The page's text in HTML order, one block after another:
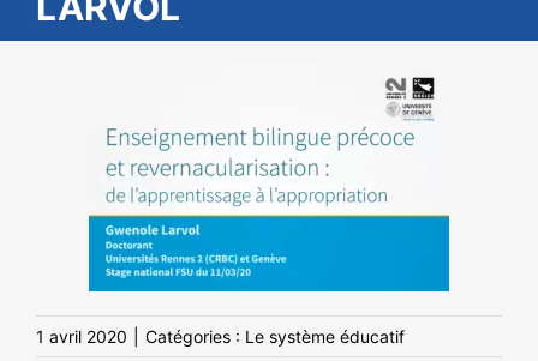
NOS ACTIONS
1 avril 2020 Catégories : Le système éducatif